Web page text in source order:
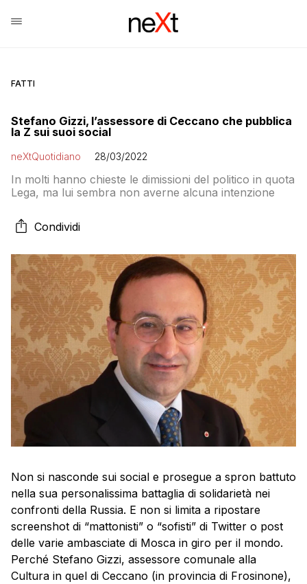
FATTI
Stefano Gizzi, l’assessore di Ceccano che pubblica
la Z sui suoi social
neXtQuotidiano 28/03/2022
In molti hanno chieste le dimissioni del politico in quota
Lega, ma lui sembra non averne alcuna intenzione
Condividi
Non si nasconde sui social e prosegue a spron battuto
nella sua personalissima battaglia di solidarietà nei
confronti della Russia. E non si limita a ripostare
screenshot di “mattonisti” o “sofisti” di Twitter o post
delle varie ambasciate di Mosca in giro per il mondo.
Perché Stefano Gizzi, assessore comunale alla
Cultura in quel di Ceccano (in provincia di Frosinone),